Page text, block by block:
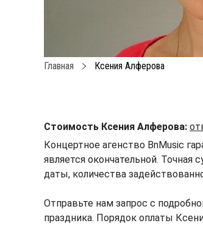
Главная Ксения Алферова
Стоимость Ксения Алферова:
Концертное агенство BnMusic
является окончательной. Точная
даты, количества
Отправьте нам запрос с
праздника. Порядок оплаты